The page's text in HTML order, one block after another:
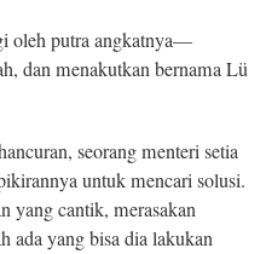
oleh putra angkatnya—
dan menakutkan bernama Lü
seorang menteri setia
untuk mencari solusi.
yang cantik, merasakan
ada yang bisa dia lakukan